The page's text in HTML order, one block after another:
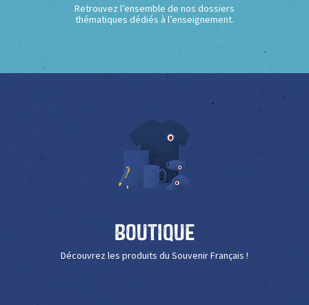
Retrouvez l’ensemble de nos dossiers
thématiques dédiés à l’enseignement.
Boutique
Découvrez les produits du Souvenir Français !